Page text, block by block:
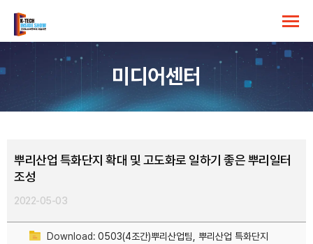
미디어센터
뿌리산업 특화단지 확대 및 고도화로 일하기 좋은 뿌리일터
조성
2022-05-03
Download: 0503(4조간)뿌리산업팀, 뿌리산업 특화단지